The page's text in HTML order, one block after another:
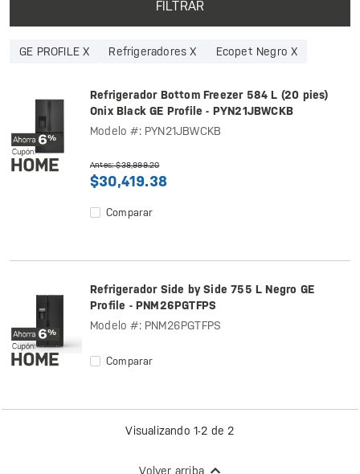
FILTRAR
GE PROFILE X Refrigeradores X Ecopet Negro X
Refrigerador Bottom Freezer 584 L (20 pies)
Onix Black GE Profile - PYN21JBWCKB
Modelo #: PYN21JBWCKB
Antes: $38,999.20
$30,419.38
Comparar
Refrigerador Side by Side 755 L Negro GE
Profile - PNM26PGTFPS
Modelo #: PNM26PGTFPS
Comparar
Visualizando 1-2 de 2
Volver arriba